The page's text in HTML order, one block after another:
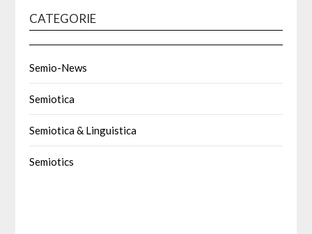
CATEGORIE
Semio-News
Semiotica
Semiotica & Linguistica
Semiotics